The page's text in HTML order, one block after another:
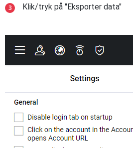
Klik/tryk på "Eksporter data"